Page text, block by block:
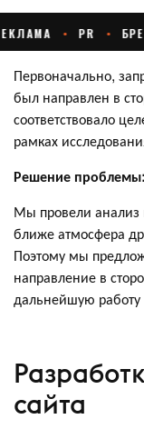
Первоначально,
был направлен в
соответствовало
рамках
Решение проблемы:
Мы провели
ближе атмосфера
Поэтому мы
направление в
дальнейшую
сайта